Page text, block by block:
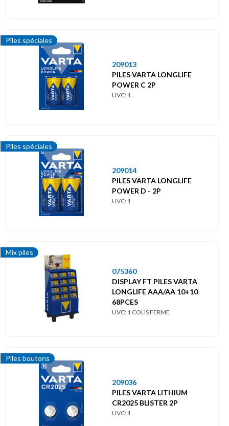
Piles spéciales
209013
PILES VARTA LONGLIFE
POWER C 2P
UVC: 1
Piles spéciales
209014
PILES VARTA LONGLIFE
POWER D - 2P
UVC: 1
Mix piles
075360
DISPLAY FT PILES VARTA
LONGLIFE AAA/AA 10+10
68PCES
UVC: 1 COLIS FERME
Piles boutons
209036
PILES VARTA LITHIUM
CR2025 BLISTER 2P
UVC: 1